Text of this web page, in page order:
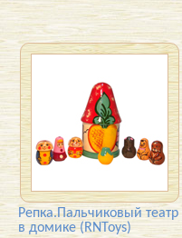
Репка.Пальчиковый театр
в домике (RNToys)